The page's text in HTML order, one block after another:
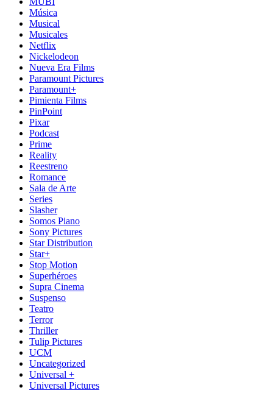
Música
Musical
Musicales
Netflix
Nickelodeon
Nueva Era Films
Paramount Pictures
Paramount+
Pimienta Films
PinPoint
Pixar
Podcast
Prime
Reality
Reestreno
Romance
Sala de Arte
Series
Slasher
Somos Piano
Sony Pictures
Star Distribution
Star+
Stop Motion
Superhéroes
Supra Cinema
Suspenso
Teatro
Terror
Thriller
Tulip Pictures
UCM
Uncategorized
Universal +
Universal Pictures